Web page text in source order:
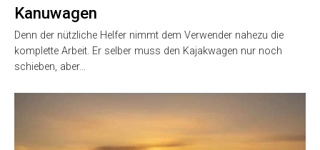
Kanuwagen
Denn der nützliche Helfer nimmt dem Verwender nahezu die
komplette Arbeit. Er selber muss den Kajakwagen nur noch
schieben, aber…